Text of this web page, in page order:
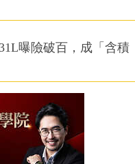
曝險破百，成「含積